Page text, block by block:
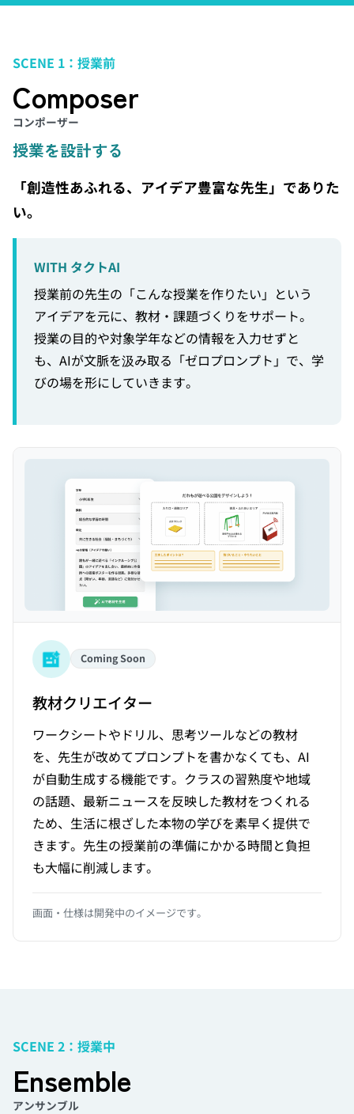
SCENE 1：授業前
Composer
コンポーザー
授業を設計する
「創造性あふれる、アイデア豊富な先生」でありた
い。
WITH タクトAI
授業前の先生の「こんな授業を作りたい」という
アイデアを元に、教材・課題づくりをサポート。
授業の目的や対象学年などの情報を入力せずと
も、AIが文脈を汲み取る「ゼロプロンプト」で、学
びの場を形にしていきます。
Coming Soon
教材クリエイター
ワークシートやドリル、思考ツールなどの教材
を、先生が改めてプロンプトを書かなくても、AI
が自動生成する機能です。クラスの習熟度や地域
の話題、最新ニュースを反映した教材をつくれる
ため、生活に根ざした本物の学びを素早く提供で
きます。先生の授業前の準備にかかる時間と負担
も大幅に削減します。
画面・仕様は開発中のイメージです。
SCENE 2：授業中
Ensemble
アンサンブル